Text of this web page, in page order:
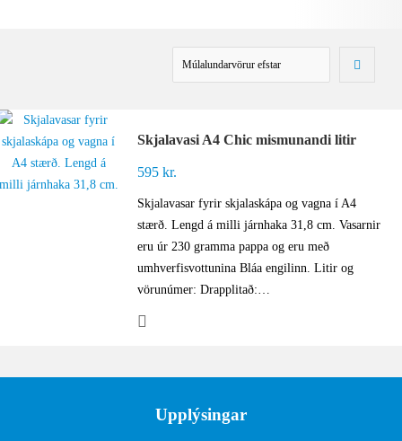
Skjalavasi A4 Chic mismunandi litir
595kr.
Skjalavasar fyrir skjalaskápa og vagna í A4
stærð. Lengd á milli járnhaka 31,8 cm. Vasarnir
eru úr 230 gramma pappa og eru með
umhverfisvottunina Bláa engilinn. Litir og
vörunúmer: Drapplitað:…
Upplýsingar